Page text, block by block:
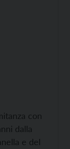
con
dalla
e del